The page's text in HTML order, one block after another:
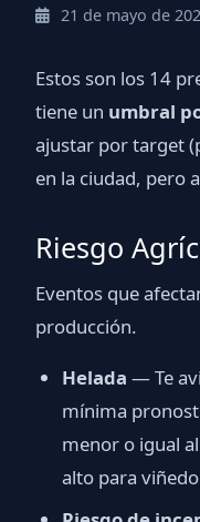
21 de mayo de
Estos son los 14
tiene un umbral
ajustar por target
en la ciudad, pero
Riesgo
Eventos que
producción.
Helada — Te
mínima
menor o igual
alto para